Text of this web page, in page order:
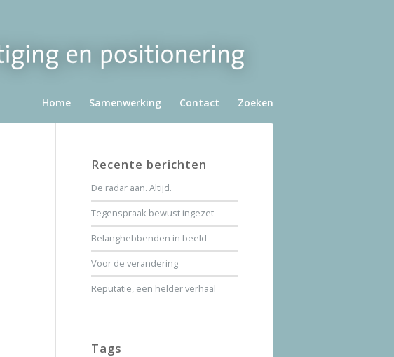
Home Samenwerking Contact Zoeken
Recente berichten
De radar aan. Altijd.
Tegenspraak bewust ingezet
Belanghebbenden in beeld
Voor de verandering
Reputatie, een helder verhaal
Tags